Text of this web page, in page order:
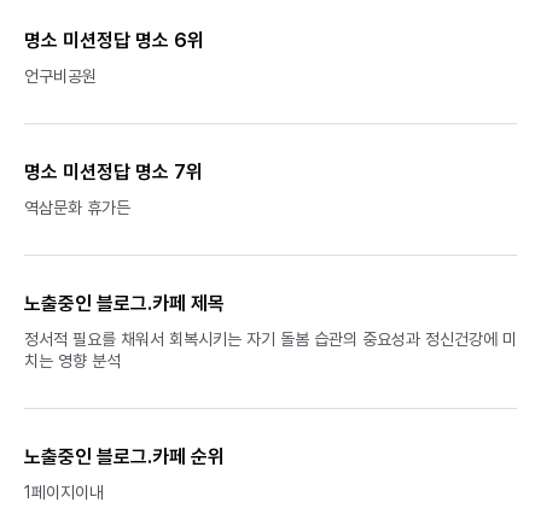
명소 미션정답 명소 6위
언구비공원
명소 미션정답 명소 7위
역삼문화 휴가든
노출중인 블로그.카페 제목
정서적 필요를 채워서 회복시키는 자기 돌봄 습관의 중요성과 정신건강에 미
치는 영향 분석
노출중인 블로그.카페 순위
1페이지이내